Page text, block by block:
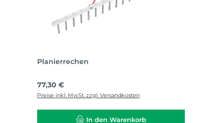
Planierrechen
Regulärer Preis:
77,30 €
Preise inkl. MwSt. zzgl. Versandkosten
In den Warenkorb